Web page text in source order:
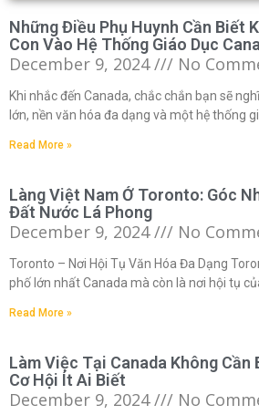
Những Điều Phụ Huynh Cần Biết
Con Vào Hệ Thống Giáo Dục
December 9, 2024 No
Khi nhắc đến Canada, chắc chắn bạn sẽ
lớn, nền văn hóa đa dạng và một hệ thống
Read More »
Làng Việt Nam Ở Toronto: Góc
Đất Nước Lá Phong
December 9, 2024 No
Toronto – Nơi Hội Tụ Văn Hóa Đa Dạng
phố lớn nhất Canada mà còn là nơi hội tụ
Read More »
Làm Việc Tại Canada Không Cần
Cơ Hội Ít Ai Biết
December 9, 2024 No